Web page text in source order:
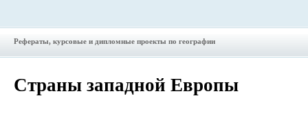
Рефераты, курсовые и дипломные проекты по географии
Страны западной Европы